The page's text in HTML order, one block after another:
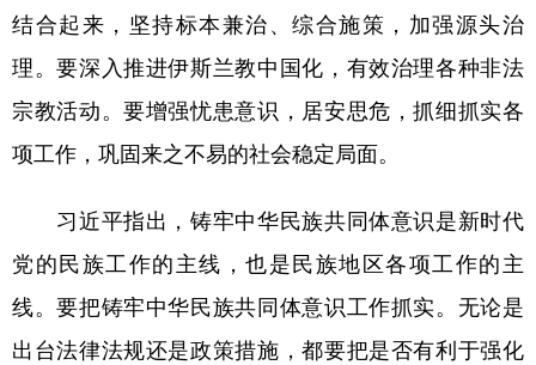
结合起来，坚持标本兼治、综合施策，加强源头治
理。要深入推进伊斯兰教中国化，有效治理各种非法
宗教活动。要增强忧患意识，居安思危，抓细抓实各
项工作，巩固来之不易的社会稳定局面。
习近平指出，铸牢中华民族共同体意识是新时代
党的民族工作的主线，也是民族地区各项工作的主
线。要把铸牢中华民族共同体意识工作抓实。无论是
出台法律法规还是政策措施，都要把是否有利于强化